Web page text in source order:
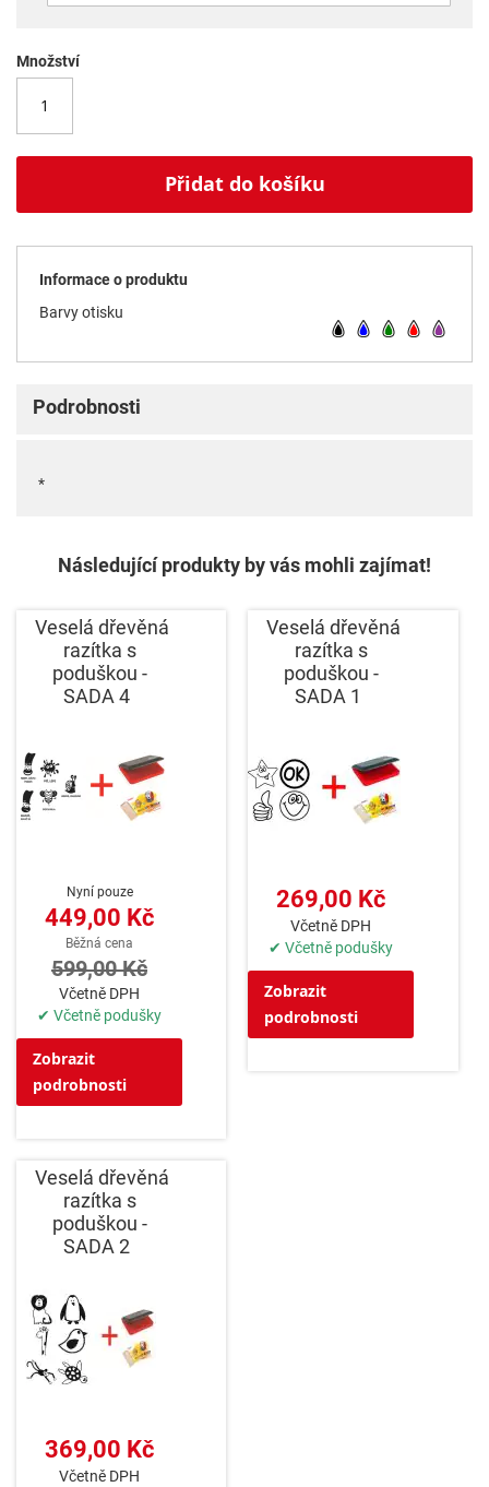
Množství
Přidat do košíku
Informace o produktu
Barvy otisku
Podrobnosti
*
Následující produkty by vás mohli zajímat!
Veselá dřevěná
razítka s
poduškou -
SADA 4
Nyní pouze
449,00 Kč
Běžná cena
599,00 Kč
Včetně DPH
✔ Včetně podušky
Zobrazit
podrobnosti
Veselá dřevěná
razítka s
poduškou -
SADA 1
269,00 Kč
Včetně DPH
✔ Včetně podušky
Zobrazit
podrobnosti
Veselá dřevěná
razítka s
poduškou -
SADA 2
369,00 Kč
Včetně DPH